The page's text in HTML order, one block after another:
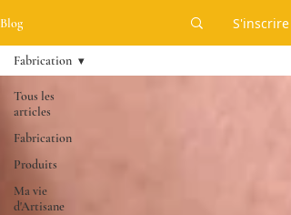
Blog S'inscrire
Tous les
articles
Fabrication
Produits
Ma vie
d'Artisane
Fabrication